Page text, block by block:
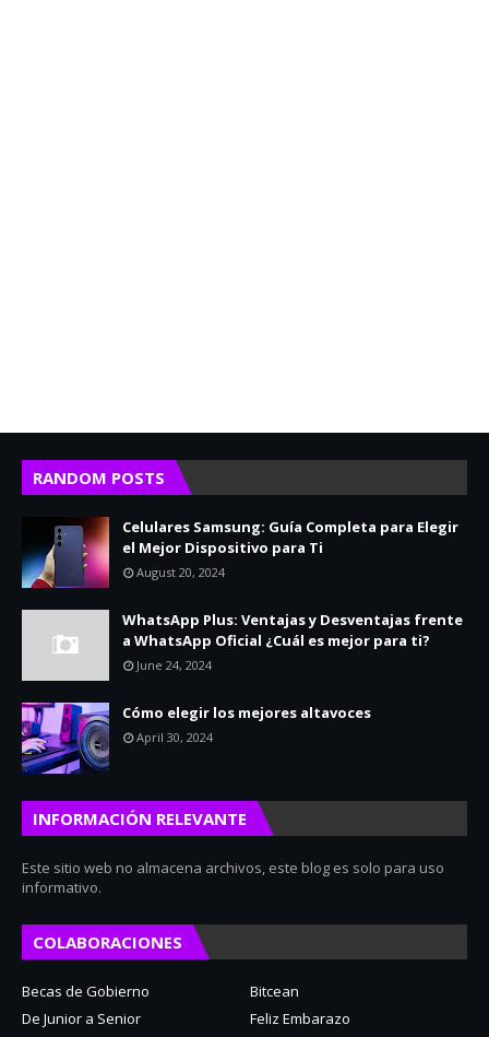
RANDOM POSTS
Celulares Samsung: Guía Completa para Elegir
el Mejor Dispositivo para Ti
August 20, 2024
WhatsApp Plus: Ventajas y Desventajas frente
a WhatsApp Oficial ¿Cuál es mejor para ti?
June 24, 2024
Cómo elegir los mejores altavoces
April 30, 2024
INFORMACIÓN RELEVANTE
Este sitio web no almacena archivos, este blog es solo para uso
informativo.
COLABORACIONES
Becas de Gobierno
Bitcean
De Junior a Senior
Feliz Embarazo